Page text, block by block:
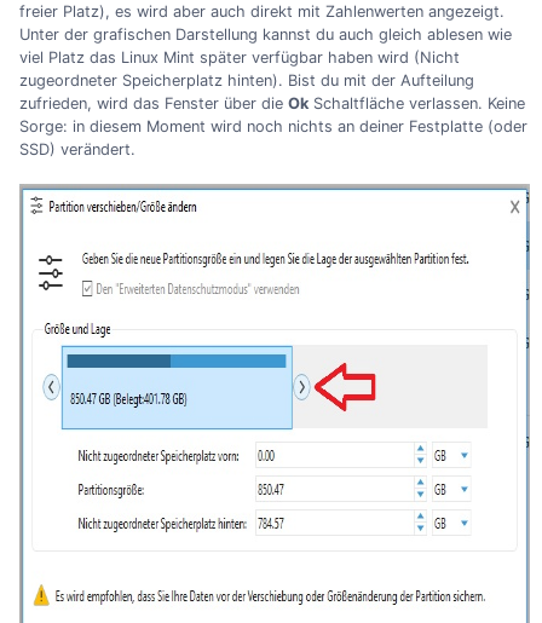
freier Platz), es wird aber auch direkt mit Zahlenwerten angezeigt.
Unter der grafischen Darstellung kannst du auch gleich ablesen wie
viel Platz das Linux Mint später verfügbar haben wird (Nicht
zugeordneter Speicherplatz hinten). Bist du mit der Aufteilung
zufrieden, wird das Fenster über die Ok Schaltfläche verlassen. Keine
Sorge: in diesem Moment wird noch nichts an deiner Festplatte (oder
SSD) verändert.